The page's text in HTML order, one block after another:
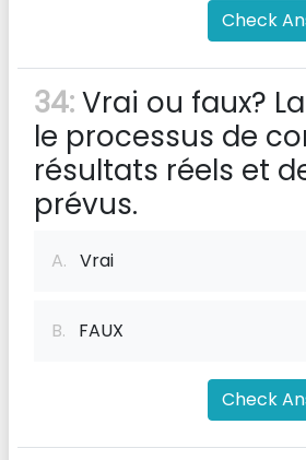
Check
34:Vrai ou faux?
le processus de
résultats réels et
prévus.
A. Vrai
B. FAUX
Check